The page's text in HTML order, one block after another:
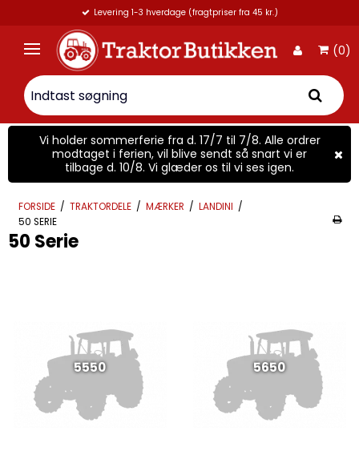
Levering 1-3 hverdage (fragtpriser fra 45 kr.)
(0)
Vi holder sommerferie fra d. 17/7 til 7/8. Alle ordrer
modtaget i ferien, vil blive sendt så snart vi er
tilbage d. 10/8. Vi glæder os til vi ses igen.
FORSIDE / TRAKTORDELE / MÆRKER / LANDINI /
50 SERIE
50 Serie
5550 5650